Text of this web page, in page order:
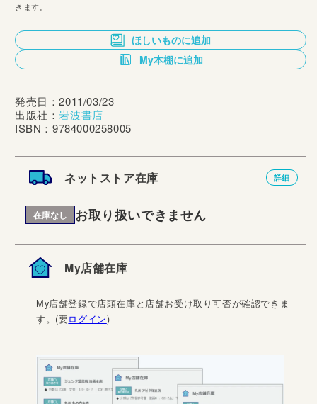
きます。
ほしいものに追加
My本棚に追加
発売日：2011/03/23
出版社：岩波書店
ISBN：9784000258005
ネットストア在庫 詳細
在庫なし お取り扱いできません
My店舗在庫
My店舗登録で店頭在庫と店舗お受け取り可否が確認できま
す。(要ログイン)